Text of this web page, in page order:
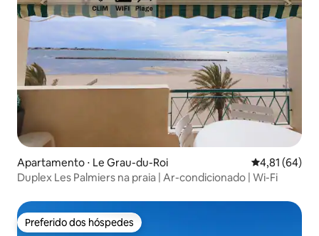
Apartamento ⋅ Le Grau-du-Roi 4,81 de uma
4,81 (64)
Duplex Les Palmiers na praia | Ar-condicionado | Wi-Fi
Preferido dos hóspedes
Preferido dos hóspedes